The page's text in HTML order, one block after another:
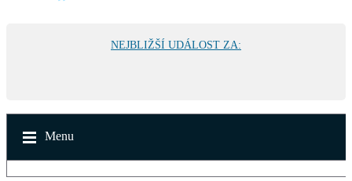
NEJBLIŽŠÍ UDÁLOST ZA:
Menu